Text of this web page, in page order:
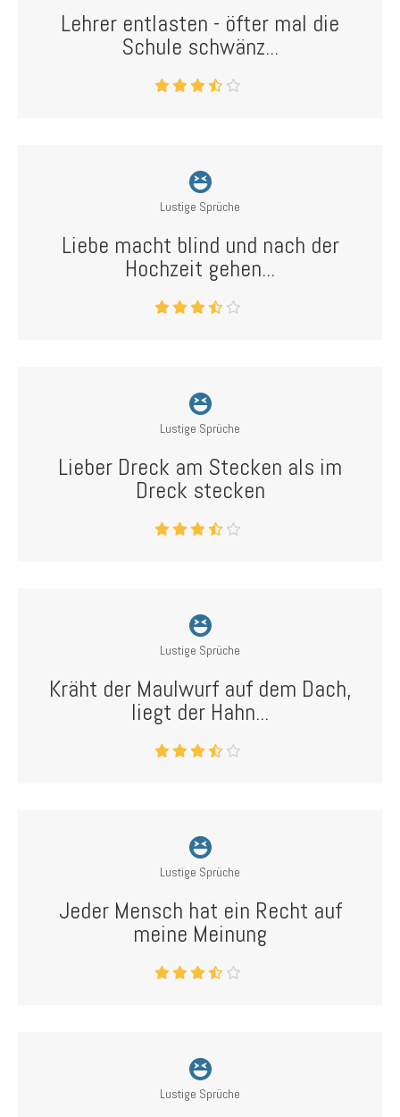
Lehrer entlasten - öfter mal die
Schule schwänz...
Lustige Sprüche
Liebe macht blind und nach der
Hochzeit gehen...
Lustige Sprüche
Lieber Dreck am Stecken als im
Dreck stecken
Lustige Sprüche
Kräht der Maulwurf auf dem Dach,
liegt der Hahn...
Lustige Sprüche
Jeder Mensch hat ein Recht auf
meine Meinung
Lustige Sprüche